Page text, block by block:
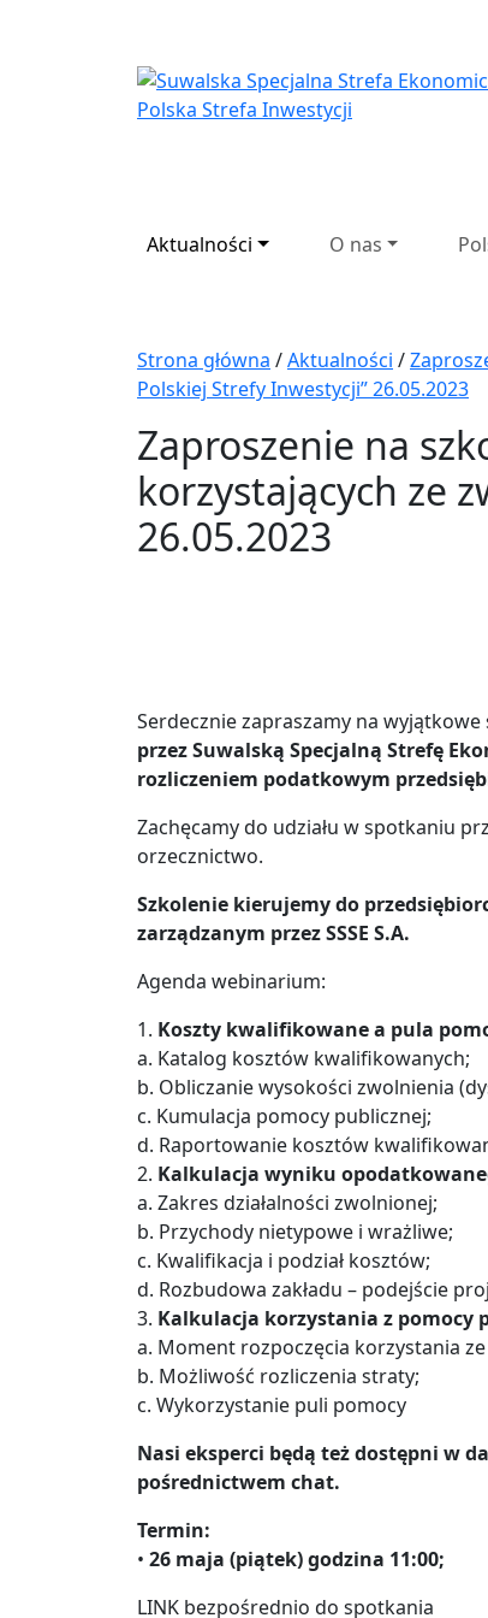
Suwalska
Aktualności O nas
Strona główna /Aktualności /
Polskiej Strefy Inwestycji” 26.05.2023
Zaproszenie na
korzystających ze
26.05.2023
Serdecznie zapraszamy na wyjątkowe
przez Suwalską Specjalną Strefę
rozliczeniem podatkowym
Zachęcamy do udziału w spotkaniu
orzecznictwo.
Szkolenie kierujemy do
zarządzanym przez SSSE S.A.
Agenda webinarium:
1. Koszty kwalifikowane a pula
a. Katalog kosztów kwalifikowanych;
b. Obliczanie wysokości zwolnienia
c. Kumulacja pomocy publicznej;
d. Raportowanie kosztów
2. Kalkulacja wyniku
a. Zakres działalności zwolnionej;
b. Przychody nietypowe i wrażliwe;
c. Kwalifikacja i podział kosztów;
d. Rozbudowa zakładu – podejście
3. Kalkulacja korzystania z pomocy
a. Moment rozpoczęcia korzystania
b. Możliwość rozliczenia straty;
c. Wykorzystanie puli pomocy
Nasi eksperci będą też dostępni w
pośrednictwem chat.
Termin:
• 26 maja (piątek) godzina 11:00;
LINK bezpośrednio do spotkania